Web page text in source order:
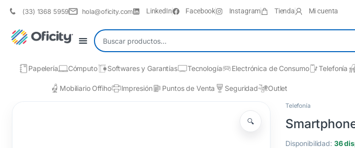
(33) 1368 5959 hola@oficity.com LinkedIn Facebook Instagram Tienda Mi cuenta
Papelería Cómputo Softwares y Garantías Tecnología Electrónica de Consumo Telefonía
Mobiliario Offiho Impresión Puntos de Venta Seguridad Outlet
🔍
Telefonía
Disponibilidad: 36